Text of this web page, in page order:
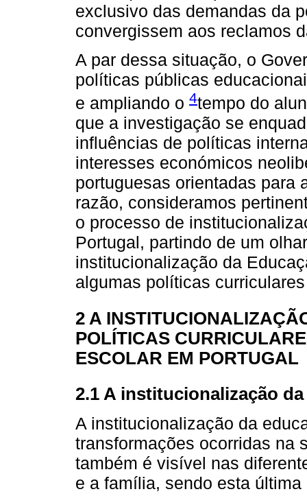
exclusivo das demandas da
convergissem aos reclamos
A par dessa situação, o
políticas públicas
e ampliando o 4tempo do
que a investigação se
influências de políticas
interesses económicos
portuguesas orientadas para
razão, consideramos
o processo de
Portugal, partindo de um
institucionalização da
algumas políticas
2 A
POLÍTICAS
ESCOLAR EM PORTUGAL
2.1 A institucionalização
A institucionalização da
transformações ocorridas na
também é visível nas
e a família, sendo esta